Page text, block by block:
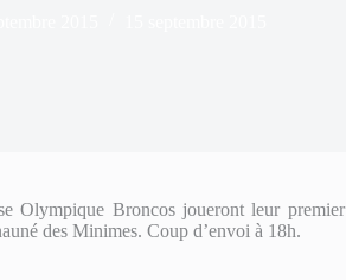
Olympique Broncos joueront leur premier
des Minimes. Coup d’envoi à 18h.